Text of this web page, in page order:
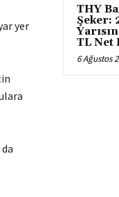
yer
THY
Şeker:
TL Net
6 Ağustos